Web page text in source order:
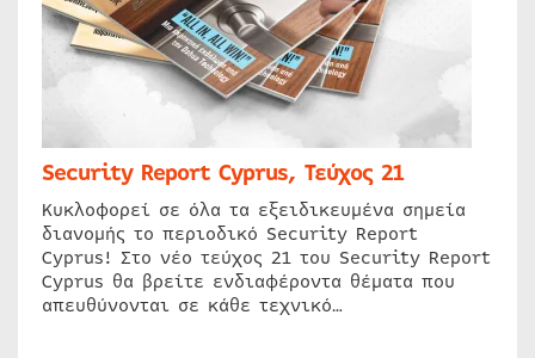
Security Report Cyprus, Τεύχος 21
Κυκλοφορεί σε όλα τα εξειδικευμένα σημεία
διανομής το περιοδικό Security Report
Cyprus! Στο νέο τεύχος 21 του Security Report
Cyprus θα βρείτε ενδιαφέροντα θέματα που
απευθύνονται σε κάθε τεχνικό…